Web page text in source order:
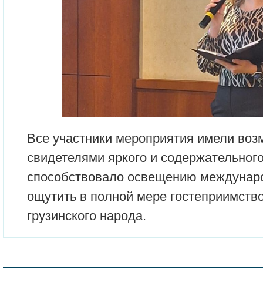
Все участники мероприятия имели
свидетелями яркого и
способствовало освещению
ощутить в полной мере
грузинского народа.